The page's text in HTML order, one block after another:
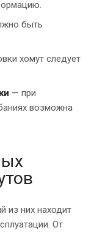
быть
хомут следует
— при
возможна
из них находит
От